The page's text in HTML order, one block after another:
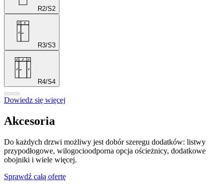
R2/S2
R3/S3
R4/S4
Dowiedz się więcej
Akcesoria
Do każdych drzwi możliwy jest dobór szeregu dodatków: listwy
przypodłogowe, wilogocioodporna opcja ościeżnicy, dodatkowe
obojniki i wiele więcej.
Sprawdź całą ofertę